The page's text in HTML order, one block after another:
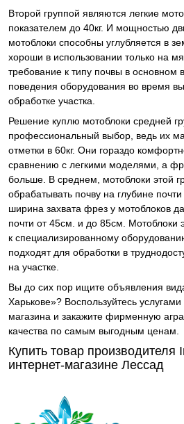
Второй группой являются легкие
показателем до 40кг. И мощностью
мотоблоки способны углубляется в
хороши в использовании только на
требование к типу почвы в основном
поведения оборудования во время
обработке участка.
Решение куплю мотоблоки средней
профессиональный выбор, ведь их
отметки в 60кг. Они гораздо
сравнению с легкими моделями, а
больше. В среднем, мотоблоки этой
обрабатывать почву на глубине
ширина захвата фрез у мотоблоков
почти от 45см. и до 85см. Мотоблоки
к специализированному
подходят для обработки в
на участке.
Вы до сих пор ищите объявления
Харькове»? Воспользуйтесь
магазина и закажите фирменную
качества по самым выгодным ценам.
Купить товар производителя
интернет-магазине Лессад